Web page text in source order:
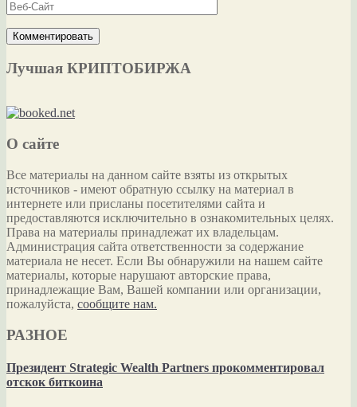
Лучшая КРИПТОБИРЖА
О сайте
Все материалы на данном сайте взяты из открытых
источников - имеют обратную ссылку на материал в
интернете или присланы посетителями сайта и
предоставляются исключительно в ознакомительных целях.
Права на материалы принадлежат их владельцам.
Администрация сайта ответственности за содержание
материала не несет. Если Вы обнаружили на нашем сайте
материалы, которые нарушают авторские права,
принадлежащие Вам, Вашей компании или организации,
пожалуйста, сообщите нам.
РАЗНОЕ
Президент Strategic Wealth Partners прокомментировал
отскок биткоина